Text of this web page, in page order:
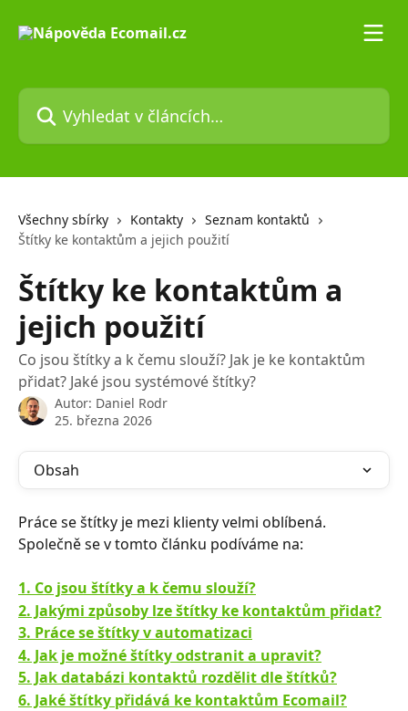
Vyhledat v článcích…
Všechny sbírky Kontakty
Seznam kontaktů
Štítky ke kontaktům a jejich použití
Štítky ke kontaktům a
jejich použití
Co jsou štítky a k čemu slouží? Jak je ke kontaktům
přidat? Jaké jsou systémové štítky?
Autor: Daniel Rodr
25. března 2026
Obsah
Práce se štítky je mezi klienty velmi oblíbená.
Společně se v tomto článku podíváme na:
1. Co jsou štítky a k čemu slouží?
2. Jakými způsoby lze štítky ke kontaktům přidat?
3. Práce se štítky v automatizaci
4. Jak je možné štítky odstranit a upravit?
5. Jak databázi kontaktů rozdělit dle štítků?
6. Jaké štítky přidává ke kontaktům Ecomail?